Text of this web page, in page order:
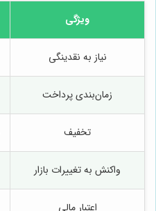
ویژگی
نیاز به نقدینگی
زمان‌بندی پرداخت
تخفیف
واکنش به تغییرات بازار
اعتبار مالی